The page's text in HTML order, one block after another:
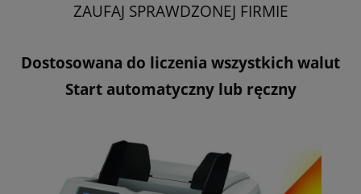
ZAUFAJ SPRAWDZONEJ FIRMIE
Dostosowana do liczenia wszystkich walut
Start automatyczny lub ręczny